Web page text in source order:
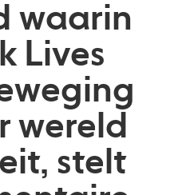
waarin
Lives
wereld
stelt